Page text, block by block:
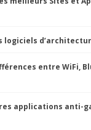
logiciels
entre WiFi,
applications anti-